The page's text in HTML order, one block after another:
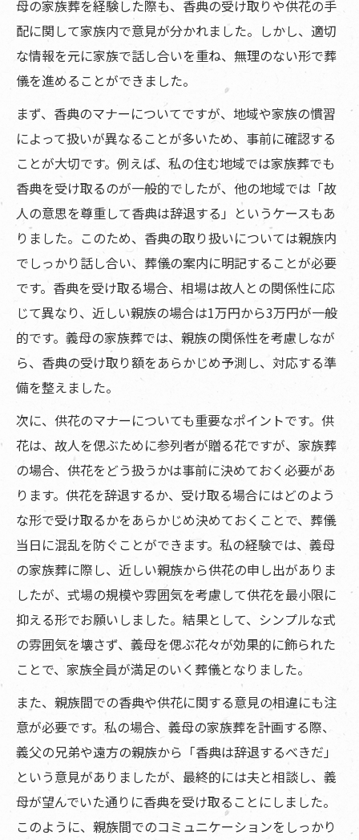
母の家族葬を経験した際も、香典の受け取りや供花の手
配に関して家族内で意見が分かれました。しかし、適切
な情報を元に家族で話し合いを重ね、無理のない形で葬
儀を進めることができました。
まず、香典のマナーについてですが、地域や家族の慣習
によって扱いが異なることが多いため、事前に確認する
ことが大切です。例えば、私の住む地域では家族葬でも
香典を受け取るのが一般的でしたが、他の地域では「故
人の意思を尊重して香典は辞退する」というケースもあ
りました。このため、香典の取り扱いについては親族内
でしっかり話し合い、葬儀の案内に明記することが必要
です。香典を受け取る場合、相場は故人との関係性に応
じて異なり、近しい親族の場合は1万円から3万円が一般
的です。義母の家族葬では、親族の関係性を考慮しなが
ら、香典の受け取り額をあらかじめ予測し、対応する準
備を整えました。
次に、供花のマナーについても重要なポイントです。供
花は、故人を偲ぶために参列者が贈る花ですが、家族葬
の場合、供花をどう扱うかは事前に決めておく必要があ
ります。供花を辞退するか、受け取る場合にはどのよう
な形で受け取るかをあらかじめ決めておくことで、葬儀
当日に混乱を防ぐことができます。私の経験では、義母
の家族葬に際し、近しい親族から供花の申し出がありま
したが、式場の規模や雰囲気を考慮して供花を最小限に
抑える形でお願いしました。結果として、シンプルな式
の雰囲気を壊さず、義母を偲ぶ花々が効果的に飾られた
ことで、家族全員が満足のいく葬儀となりました。
また、親族間での香典や供花に関する意見の相違にも注
意が必要です。私の場合、義母の家族葬を計画する際、
義父の兄弟や遠方の親族から「香典は辞退するべきだ」
という意見がありましたが、最終的には夫と相談し、義
母が望んでいた通りに香典を受け取ることにしました。
このように、親族間でのコミュニケーションをしっかり